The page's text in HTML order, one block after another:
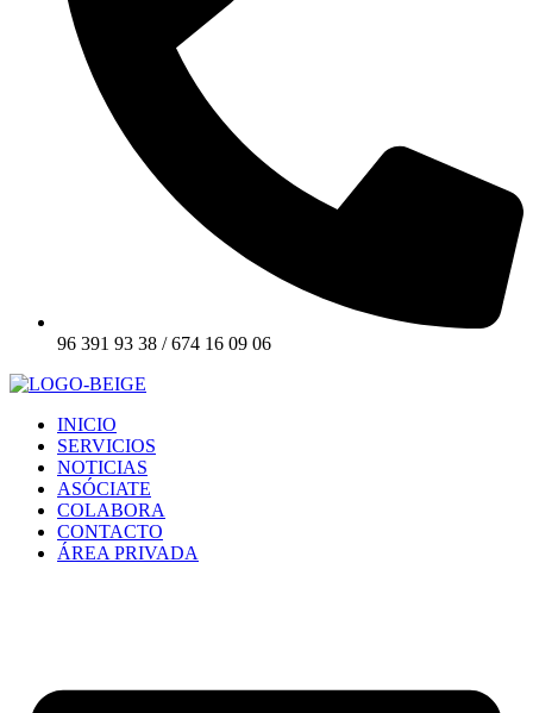
96 391 93 38 / 674 16 09 06
INICIO
SERVICIOS
NOTICIAS
ASÓCIATE
COLABORA
CONTACTO
ÁREA PRIVADA